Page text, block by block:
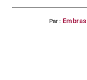
Par :